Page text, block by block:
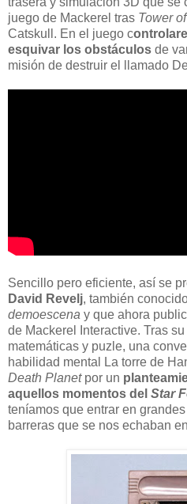
juego de Mackerel tras Tower
Catskull. En el juego c
esquivar los obstáculos de
misión de destruir el llamado
Sencillo pero eficiente, así se
David Revelj, también
demoescena y que ahora
de Mackerel Interactive. Tras
matemáticas y puzle, una
habilidad mental La torre de
Death Planetpor un
aquellos momentos del Star
teníamos que entrar en
barreras que se nos echaban